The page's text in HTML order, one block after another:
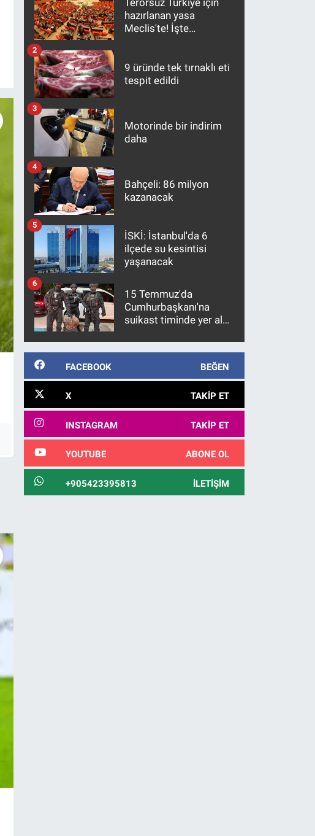
Terörsüz Türkiye için
hazırlanan yasa
Meclis'te! İşte
9 üründe tek tırnaklı eti
tespit edildi
2
Motorinde bir indirim
daha
3
Bahçeli: 86 milyon
kazanacak
4
İSKİ: İstanbul'da 6
ilçede su kesintisi
yaşanacak
5
15 Temmuz'da
Cumhurbaşkanı'na
suikast timinde yer alan
10 yıl sonra yakalandı
6
FACEBOOK BEĞEN
X TAKIP ET
INSTAGRAM TAKIP ET
YOUTUBE ABONE OL
+905423395813 İLETIŞIM